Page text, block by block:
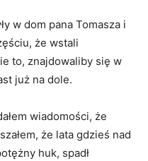
w dom pana Tomasza i
że wstali
to, znajdowaliby się w
już na dole.
wiadomości, że
że lata gdzieś nad
huk, spadł